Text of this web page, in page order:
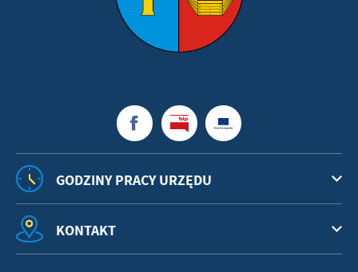
GODZINY PRACY URZĘDU
KONTAKT